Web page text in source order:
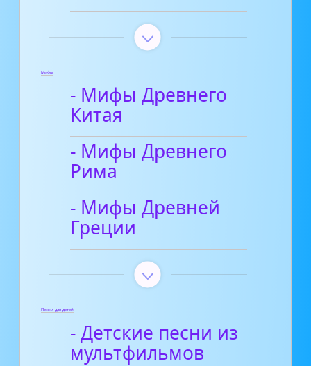
Мифы
- Мифы Древнего
Китая
- Мифы Древнего
Рима
- Мифы Древней
Греции
Песни для детей
- Детские песни из
мультфильмов